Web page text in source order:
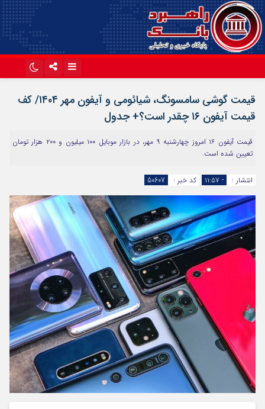
آپارات
قیمت گوشی سامسونگ، شیائومی و آیفون مهر ۱۴۰۴/ کف
قیمت آیفون ۱۶ چقدر است؟+ جدول
قیمت آیفون ۱۶ امروز چهارشنبه ۹ مهر، در بازار موبایل ۱۰۰ میلیون و ۲۰۰ هزار تومان
تعیین شده است.
انتشار : - ۱۱:۵۷ کد خبر : 50607